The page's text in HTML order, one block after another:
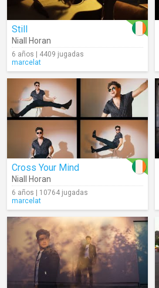
Still
Niall Horan
6 años | 4409 jugadas
marcelat
Cross Your Mind
Niall Horan
6 años | 10764 jugadas
marcelat